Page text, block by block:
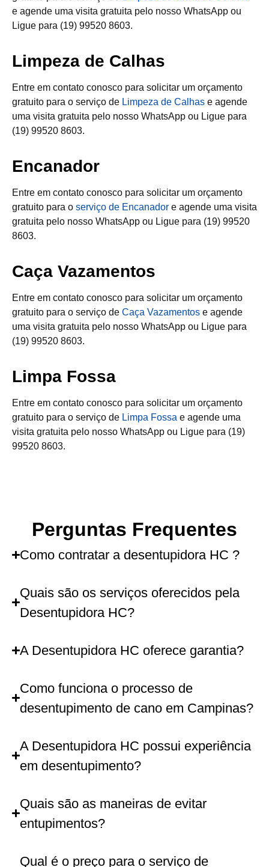
e agende uma visita gratuita pelo nosso WhatsApp ou
Ligue para (19) 99520 8603.
Limpeza de Calhas
Entre em contato conosco para solicitar um orçamento
gratuito para o serviço de Limpeza de Calhas e agende
uma visita gratuita pelo nosso WhatsApp ou Ligue para
(19) 99520 8603.
Encanador
Entre em contato conosco para solicitar um orçamento
gratuito para o serviço de Encanador e agende uma visita
gratuita pelo nosso WhatsApp ou Ligue para (19) 99520
8603.
Caça Vazamentos
Entre em contato conosco para solicitar um orçamento
gratuito para o serviço de Caça Vazamentos e agende
uma visita gratuita pelo nosso WhatsApp ou Ligue para
(19) 99520 8603.
Limpa Fossa
Entre em contato conosco para solicitar um orçamento
gratuito para o serviço de Limpa Fossa e agende uma
visita gratuita pelo nosso WhatsApp ou Ligue para (19)
99520 8603.
Perguntas Frequentes
Como contratar a desentupidora HC ?
Quais são os serviços oferecidos pela
Desentupidora HC?
A Desentupidora HC oferece garantia?
Como funciona o processo de
desentupimento de cano em Campinas?
A Desentupidora HC possui experiência
em desentupimento?
Quais são as maneiras de evitar
entupimentos?
Qual é o preço para o serviço de